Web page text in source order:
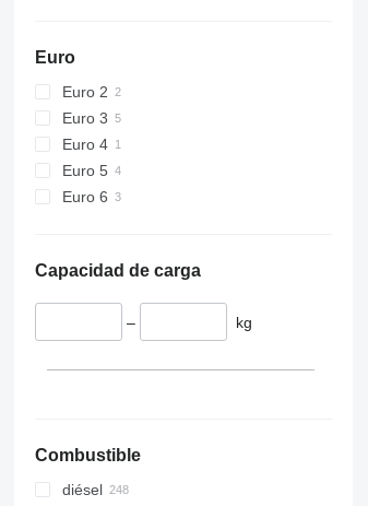
Euro
Euro 2
Euro 3
Euro 4
Euro 5
Euro 6
Capacidad de carga
– kg
Combustible
diésel